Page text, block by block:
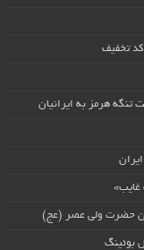
کد تخفیف
تنگه هرمز به ایرانیان
غایب»
حضرت ولی عصر (عج)
بوئینگ